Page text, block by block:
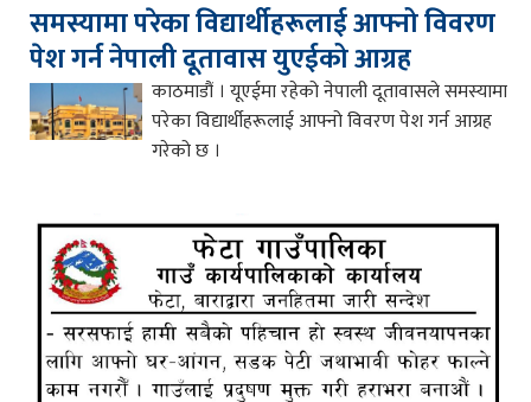
समस्यामा परेका विद्यार्थीहरूलाई आफ्नो विवरण
पेश गर्न नेपाली दूतावास युएईको आग्रह
काठमाडौं । यूएईमा रहेको नेपाली दूतावासले समस्यामा
परेका विद्यार्थीहरूलाई आफ्नो विवरण पेश गर्न आग्रह
गरेको छ ।